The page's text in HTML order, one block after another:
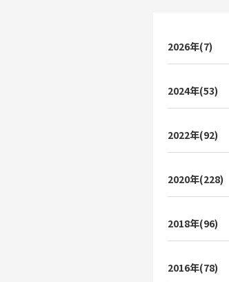
2026年(7)
2024年(53)
2022年(92)
2020年(228)
2018年(96)
2016年(78)